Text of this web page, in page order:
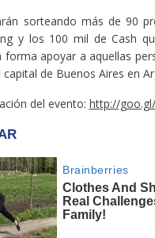
sorteando más de 90
y los 100 mil de Cash
forma apoyar a aquellas
de Buenos Aires en
del evento: http://